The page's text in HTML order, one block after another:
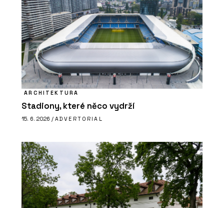
ARCHITEKTURA
Stadiony, které něco vydrží
15. 6. 2026 / ADVERTORIAL